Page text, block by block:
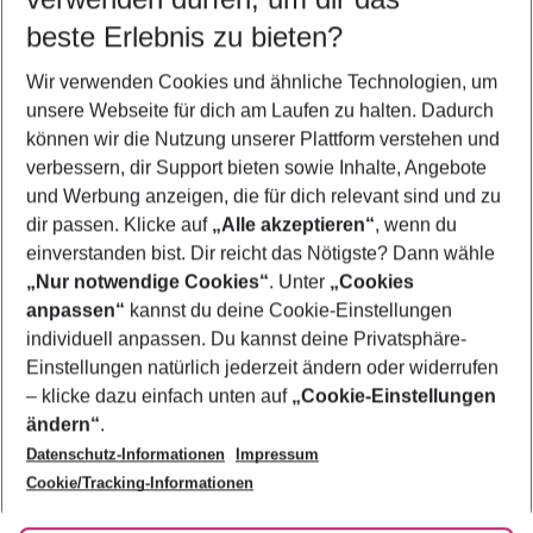
5-8 Nächte
2 Erwachsene Keine Kinder
Mehr Filter anzeigen
Footer
Footer navigation
Über uns
AGB
Bestpreisgarantie
Cookie-Einstellungen ändern
Cookie-Richtlinie
Agenturbetreuung
Barrierefreies Reisen
Folge uns
beste Erlebnis zu bieten?
Wir verwenden Cookies und ähnliche Technologien, um
unsere Webseite für dich am Laufen zu halten. Dadurch
können wir die Nutzung unserer Plattform verstehen und
verbessern, dir Support bieten sowie Inhalte, Angebote
und Werbung anzeigen, die für dich relevant sind und zu
dir passen. Klicke auf „Alle akzeptieren“, wenn du
einverstanden bist. Dir reicht das Nötigste? Dann wähle
„Nur notwendige Cookies“. Unter „Cookies
anpassen“ kannst du deine Cookie-Einstellungen
individuell anpassen. Du kannst deine Privatsphäre-
Einstellungen natürlich jederzeit ändern oder widerrufen
– klicke dazu einfach unten auf „Cookie-Einstellungen
ändern“.
Datenschutz-Informationen
Impressum
Cookie/Tracking-Informationen